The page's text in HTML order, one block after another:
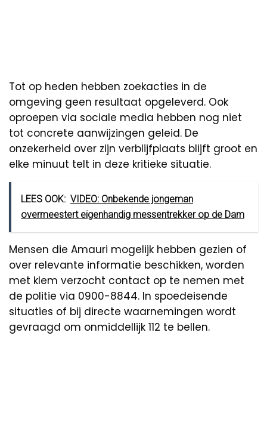
Tot op heden hebben zoekacties in de
omgeving geen resultaat opgeleverd. Ook
oproepen via sociale media hebben nog niet
tot concrete aanwijzingen geleid. De
onzekerheid over zijn verblijfplaats blijft groot en
elke minuut telt in deze kritieke situatie.
LEES OOK: VIDEO: Onbekende jongeman
overmeestert eigenhandig messentrekker op de Dam
Mensen die Amauri mogelijk hebben gezien of
over relevante informatie beschikken, worden
met klem verzocht contact op te nemen met
de politie via 0900-8844. In spoedeisende
situaties of bij directe waarnemingen wordt
gevraagd om onmiddellijk 112 te bellen.